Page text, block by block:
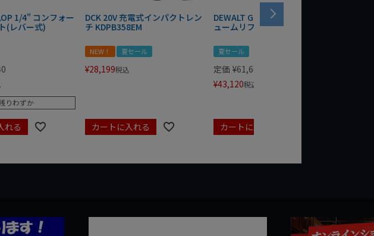
1/4" コンフォー
(レバー式)
りわずか
れる
DCK 20V 充電式インパクトレン
チ KDPB358EM
NEW！ 夏セール
¥28,199税込
カートに入れる
DEWALT GRABO 18V電動バキ
ュームリフター DCE590N-XJ
夏セール
定価 ¥61,600
¥43,120税込
カートに入れる